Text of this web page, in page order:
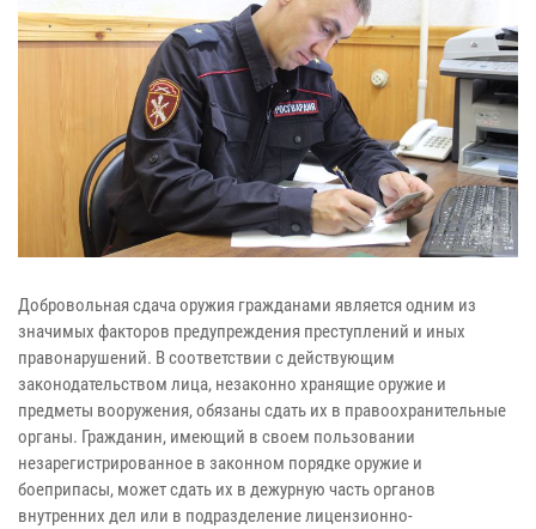
Добровольная сдача оружия гражданами является одним из
значимых факторов предупреждения преступлений и иных
правонарушений. В соответствии с действующим
законодательством лица, незаконно хранящие оружие и
предметы вооружения, обязаны сдать их в правоохранительные
органы. Гражданин, имеющий в своем пользовании
незарегистрированное в законном порядке оружие и
боеприпасы, может сдать их в дежурную часть органов
внутренних дел или в подразделение лицензионно-